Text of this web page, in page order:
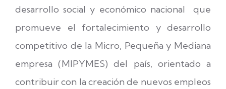
desarrollo social y económico nacional que
promueve el fortalecimiento y desarrollo
competitivo de la Micro, Pequeña y Mediana
empresa (MIPYMES) del país, orientado a
contribuir con la creación de nuevos empleos